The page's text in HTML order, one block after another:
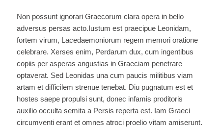
Non possunt ignorari Graecorum clara opera in bello
adversus persas acto.Iustum est praecipue Leonidam,
fortem virum, Lacedaemoniorum regem memori oratione
celebrare. Xerses enim, Perdarum dux, cum ingentibus
copiis per asperas angustias in Graeciam penetrare
optaverat. Sed Leonidas una cum paucis militibus viam
artam et difficilem strenue tenebat. Diu pugnatum est et
hostes saepe propulsi sunt, donec infamis proditoris
auxilio occulta semita a Persis reperta est. Iam Graeci
circumventi erant et omnes atroci proelio vitam amiserunt.